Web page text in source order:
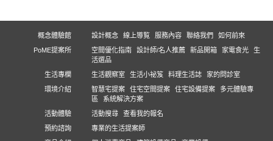
概念體驗館 設計概念 線上導覧 服務內容 聯絡我們
如何前來
PoME提案所
空間優化指南 設計師/名人推薦 新品開箱 家電食光
生
活選品
生活專欄
生活觀察室 生活小祕笈 料理生活誌
家的問診室
環境介紹
智慧宅提案 住宅空間提案 住宅設備提案
多元體驗專
區
系統解決方案
活動體驗
活動搜尋
查看我的報名
預約諮詢
專業的生活提案師